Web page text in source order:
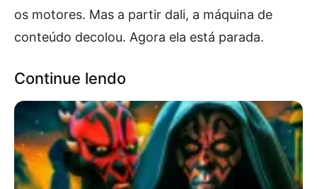
os motores. Mas a partir dali, a máquina de
conteúdo decolou. Agora ela está parada.
Continue lendo